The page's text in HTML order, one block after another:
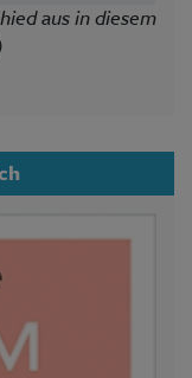
aus in diesem